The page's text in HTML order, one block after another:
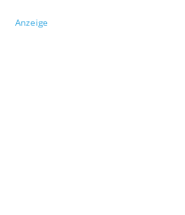
Anzeige